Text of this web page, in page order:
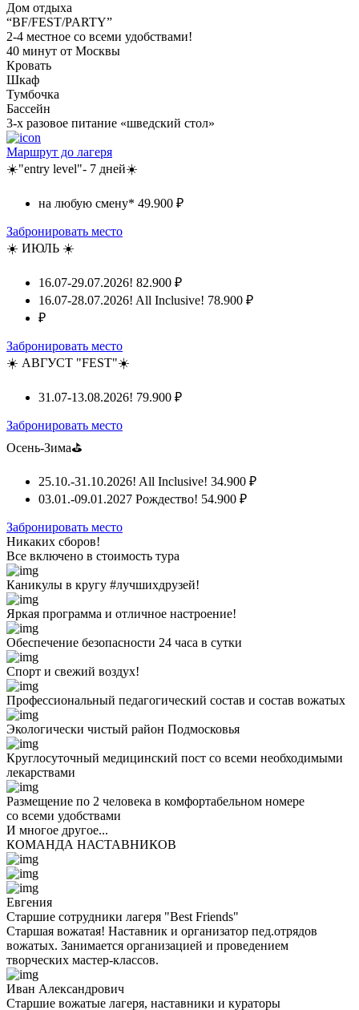
Дом отдыха
“BF/FEST/PARTY”
2-4 местное со всеми удобствами!
40 минут от Москвы
Кровать
Шкаф
Тумбочка
Бассейн
3-х разовое питание «шведский стол»
Маршрут до лагеря
☀️"entry level"- 7 дней☀️
на любую смену* 49.900 ₽
Забронировать место
☀️ ИЮЛЬ ☀️
16.07-29.07.2026! 82.900 ₽
16.07-28.07.2026! All Inclusive! 78.900 ₽
₽
Забронировать место
☀️ АВГУСТ "FEST"☀️
31.07-13.08.2026! 79.900 ₽
Забронировать место
Осень-Зима⛳
25.10.-31.10.2026! All Inclusive! 34.900 ₽
03.01.-09.01.2027 Рождество! 54.900 ₽
Забронировать место
Никаких сборов!
Все включено в стоимость тура
Каникулы в кругу #лучшихдрузей!
Яркая программа и отличное настроение!
Обеспечение безопасности 24 часа в сутки
Спорт и свежий воздух!
Профессиональный педагогический состав и состав вожатых
Экологически чистый район Подмосковья
Круглосуточный медицинский пост со всеми необходимыми
лекарствами
Размещение по 2 человека в комфортабельном номере
со всеми удобствами
И многое другое...
КОМАНДА НАСТАВНИКОВ
Евгения
Старшие сотрудники лагеря "Best Friends"
Старшая вожатая! Наставник и организатор пед.отрядов
вожатых. Занимается организацией и проведением
творческих мастер-классов.
Иван Александрович
Старшие вожатые лагеря, наставники и кураторы